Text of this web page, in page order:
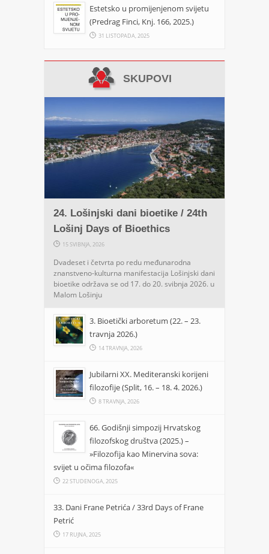
Estetsko u promijenjenom svijetu
(Predrag Finci, Knj. 166, 2025.)
31 LISTOPADA, 2025
SKUPOVI
24. Lošinjski dani bioetike / 24th
Lošinj Days of Bioethics
15 SVIBNJA, 2026
Dvadeset i četvrta po redu međunarodna
znanstveno-kulturna manifestacija Lošinjski dani
bioetike održava se od 17. do 20. svibnja 2026. u
Malom Lošinju
3. Bioetički arboretum (22. – 23.
travnja 2026.)
14 TRAVNJA, 2026
Jubilarni XX. Mediteranski korijeni
filozofije (Split, 16. – 18. 4. 2026.)
8 TRAVNJA, 2026
66. Godišnji simpozij Hrvatskog
filozofskog društva (2025.) –
»Filozofija kao Minervina sova:
svijet u očima filozofa«
22 STUDENOGA, 2025
33. Dani Frane Petrića / 33rd Days of Frane
Petrić
17 RUJNA, 2025